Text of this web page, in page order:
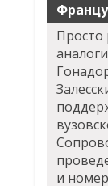
Просто
и